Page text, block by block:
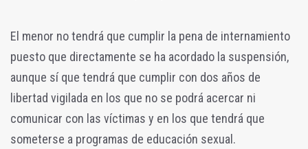
El menor no tendrá que cumplir la pena de internamiento
puesto que directamente se ha acordado la suspensión,
aunque sí que tendrá que cumplir con dos años de
libertad vigilada en los que no se podrá acercar ni
comunicar con las víctimas y en los que tendrá que
someterse a programas de educación sexual.